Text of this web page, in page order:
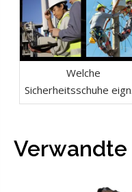
Welche
Sicherheitsschuhe
sich für den
statische Ableitung